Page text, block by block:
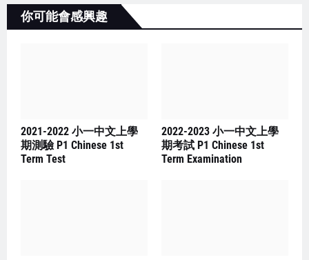
你可能會感興趣
2021-2022 小一中文上學
期測驗 P1 Chinese 1st
Term Test
2022-2023 小一中文上學
期考試 P1 Chinese 1st
Term Examination